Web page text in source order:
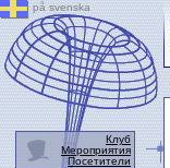
på svenska
Клуб
Мероприятия
Посетители